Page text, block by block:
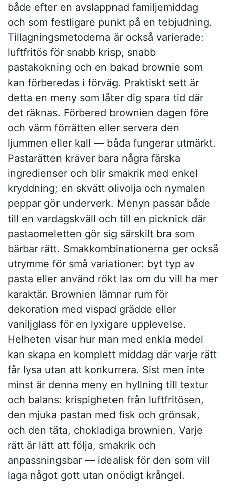
både efter en avslappnad familjemiddag
och som festligare punkt på en tebjudning.
Tillagningsmetoderna är också varierade:
luftfritös för snabb krisp, snabb
pastakokning och en bakad brownie som
kan förberedas i förväg. Praktiskt sett är
detta en meny som låter dig spara tid där
det räknas. Förbered brownien dagen före
och värm förrätten eller servera den
ljummen eller kall — båda fungerar utmärkt.
Pastarätten kräver bara några färska
ingredienser och blir smakrik med enkel
kryddning; en skvätt olivolja och nymalen
peppar gör underverk. Menyn passar både
till en vardagskväll och till en picknick där
pastaomeletten gör sig särskilt bra som
bärbar rätt. Smakkombinationerna ger också
utrymme för små variationer: byt typ av
pasta eller använd rökt lax om du vill ha mer
karaktär. Brownien lämnar rum för
dekoration med vispad grädde eller
vaniljglass för en lyxigare upplevelse.
Helheten visar hur man med enkla medel
kan skapa en komplett middag där varje rätt
får lysa utan att konkurrera. Sist men inte
minst är denna meny en hyllning till textur
och balans: krispigheten från luftfritösen,
den mjuka pastan med fisk och grönsak,
och den täta, chokladiga brownien. Varje
rätt är lätt att följa, smakrik och
anpassningsbar — idealisk för den som vill
laga något gott utan onödigt krångel.